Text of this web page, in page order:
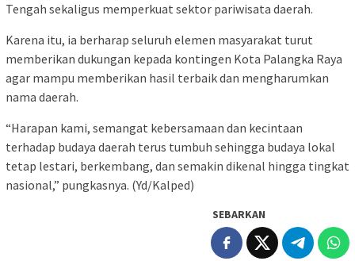
Tengah sekaligus memperkuat sektor pariwisata daerah.
Karena itu, ia berharap seluruh elemen masyarakat turut
memberikan dukungan kepada kontingen Kota Palangka Raya
agar mampu memberikan hasil terbaik dan mengharumkan
nama daerah.
“Harapan kami, semangat kebersamaan dan kecintaan
terhadap budaya daerah terus tumbuh sehingga budaya lokal
tetap lestari, berkembang, dan semakin dikenal hingga tingkat
nasional,” pungkasnya. (Yd/Kalped)
SEBARKAN